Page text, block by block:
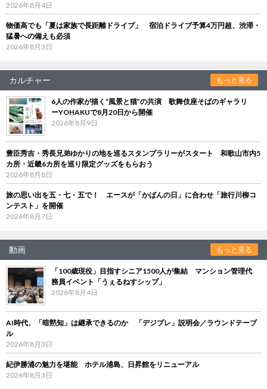
2026年8月4日
物価高でも「夏は家族で長距離ドライブ」 宿泊ドライブ予算4万円超、渋滞・
猛暑への備えも必須
2026年8月3日
カルチャー もっと見る
6人の作家が描く“風景と猫”の共演 歌舞伎座そばのギャラリ
ーYOHAKUで8月20日から開催
2026年8月9日
豊臣秀吉・秀長兄弟ゆかりの地を巡るスタンプラリーがスタート 和歌山市内5
カ所・近畿6カ所を巡り限定グッズをもらおう
2026年8月8日
旅の思い出を五・七・五で！ エースが「かばんの日」に合わせ「旅行川柳コ
ンテスト」を開催
2026年8月7日
動画 もっと見る
「100歳現役」目指すシニア1500人が集結 マンション管理代
務員イベント「うぇるねすシップ」
2026年8月4日
AI時代、「暗黙知」は継承できるのか 「デジブレ」説明会／ラウンドテーブ
ル
2026年8月3日
紀伊勝浦の魅力を堪能 ホテル浦島、日昇館をリニューアル
2026年8月3日